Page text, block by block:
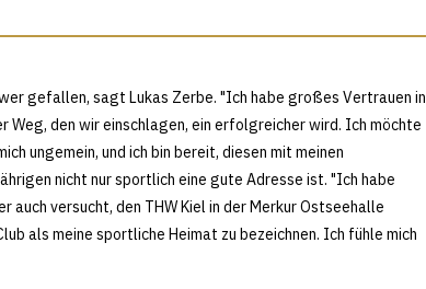
gefallen, sagt Lukas Zerbe. "Ich habe großes Vertrauen in
den wir einschlagen, ein erfolgreicher wird. Ich möchte
ungemein, und ich bin bereit, diesen mit meinen
nicht nur sportlich eine gute Adresse ist. "Ich habe
auch versucht, den THW Kiel in der Merkur Ostseehalle
als meine sportliche Heimat zu bezeichnen. Ich fühle mich